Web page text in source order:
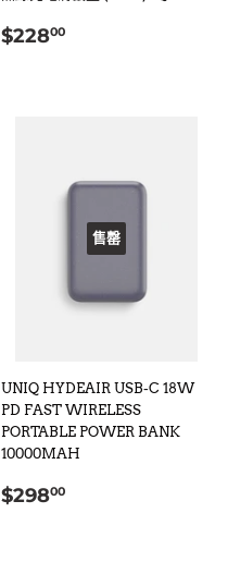
定
$22800
售罄
UNIQ HYDEAIR USB-C 18W
PD FAST WIRELESS
PORTABLE POWER BANK
10000MAH
定
$29800